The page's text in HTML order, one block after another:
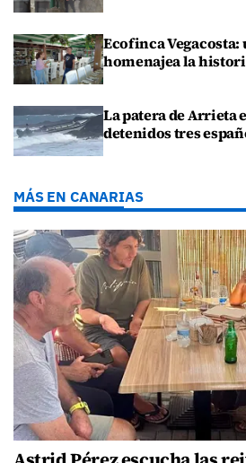
Ecofinca
homenajea la
La patera de Arrieta
detenidos tres
MÁS EN CANARIAS